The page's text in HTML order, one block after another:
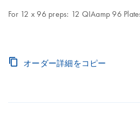
For 12 x 96 preps: 12 QIAamp 96
オーダー詳細をコピー